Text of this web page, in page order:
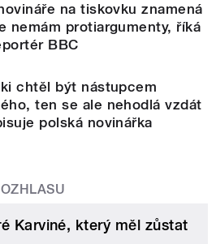
na tiskovku znamená
nemám protiargumenty, říká
BBC
chtěl být nástupcem
ten se ale nehodlá vzdát
polská novinářka
Karviné, který měl zůstat